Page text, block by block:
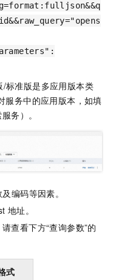
/标准版是多应用版本类
服务中的应用版本，如填
务）。
编码等因素。
地址。
查看下方“查询参数”的
式